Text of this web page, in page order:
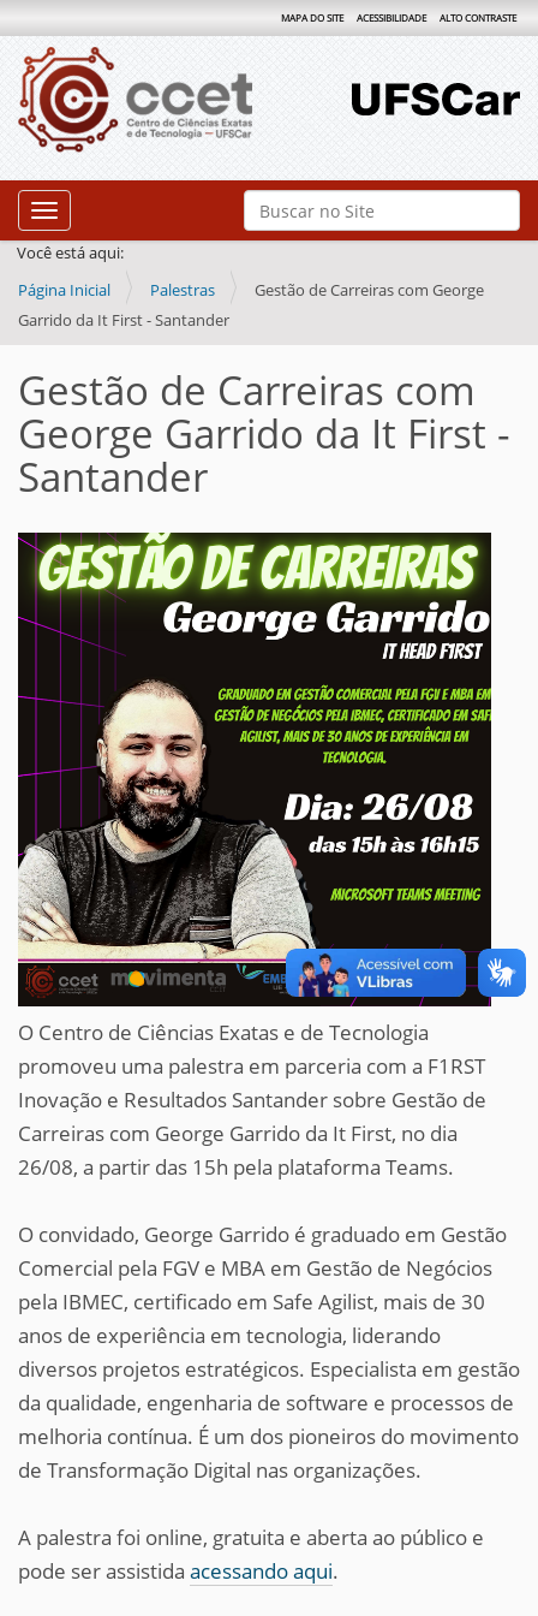
Busca
Busca Avançada…
MAPA DO SITE ACESSIBILIDADE ALTO CONTRASTE
Toggle navigation
Você está aqui:
Página Inicial
Palestras
Gestão de Carreiras com George
Garrido da It First - Santander
Gestão de Carreiras com
George Garrido da It First -
Santander
O Centro de Ciências Exatas e de Tecnologia
promoveu uma palestra em parceria com a F1RST
Inovação e Resultados Santander sobre Gestão de
Carreiras com George Garrido da It First, no dia
26/08, a partir das 15h pela plataforma Teams.
O convidado, George Garrido é graduado em Gestão
Comercial pela FGV e MBA em Gestão de Negócios
pela IBMEC, certificado em Safe Agilist, mais de 30
anos de experiência em tecnologia, liderando
diversos projetos estratégicos. Especialista em gestão
da qualidade, engenharia de software e processos de
melhoria contínua. É um dos pioneiros do movimento
de Transformação Digital nas organizações.
A palestra foi online, gratuita e aberta ao público e
pode ser assistida acessando aqui.